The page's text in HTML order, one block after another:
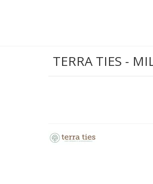
TERRA TIES -